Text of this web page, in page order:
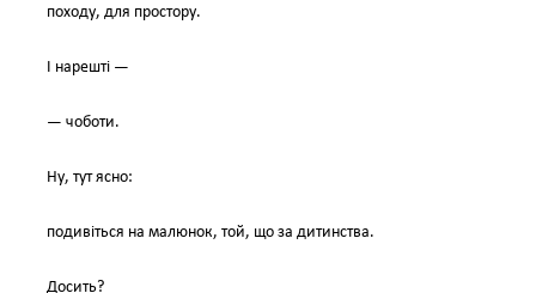
походу, для простору.
І нарешті —
— чоботи.
Ну, тут ясно:
подивіться на малюнок, той, що за дитинства.
Досить?